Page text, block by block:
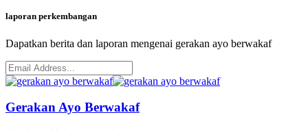
laporan perkembangan
Dapatkan berita dan laporan mengenai gerakan ayo berwakaf
Gerakan Ayo Berwakaf